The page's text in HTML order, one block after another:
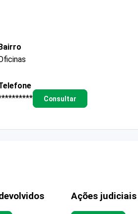
Consultar
Ações judiciais